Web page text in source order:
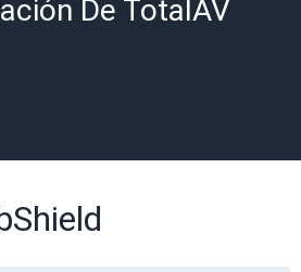
De TotalAV